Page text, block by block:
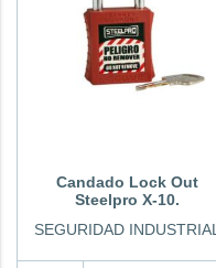
Candado Lock Out
Steelpro X-10.
SEGURIDAD INDUSTRIAL